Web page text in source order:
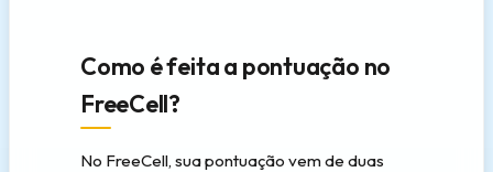
Como é feita a pontuação no
FreeCell?
No FreeCell, sua pontuação vem de duas